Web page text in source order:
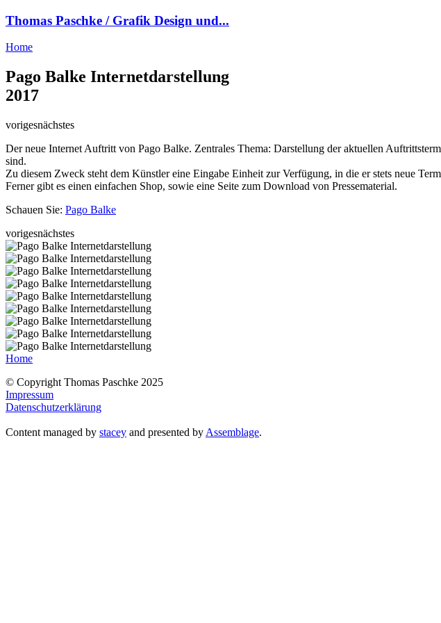
Thomas Paschke / Grafik Design und...
Home
Pago Balke Internetdarstellung
2017
vorigesnächstes
Der neue Internet Auftritt von Pago Balke. Zentrales Thema: Darstellung der aktuellen
sind.
Zu diesem Zweck steht dem Künstler eine Eingabe Einheit zur Verfügung, in die er stets neue
Ferner gibt es einen einfachen Shop, sowie eine Seite zum Download von Pressematerial.
Schauen Sie: Pago Balke
vorigesnächstes
Home
© Copyright Thomas Paschke 2025
Impressum
Datenschutzerklärung
Content managed by stacey and presented by Assemblage.